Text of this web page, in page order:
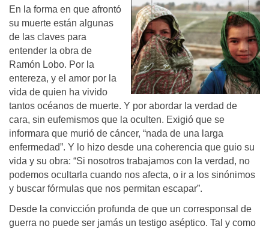
En la forma en que afrontó
su muerte están algunas
de las claves para
entender la obra de
Ramón Lobo. Por la
entereza, y el amor por la
vida de quien ha vivido
tantos océanos de muerte. Y por abordar la verdad de
cara, sin eufemismos que la oculten. Exigió que se
informara que murió de cáncer, “nada de una larga
enfermedad”. Y lo hizo desde una coherencia que guio su
vida y su obra: “Si nosotros trabajamos con la verdad, no
podemos ocultarla cuando nos afecta, o ir a los sinónimos
y buscar fórmulas que nos permitan escapar”.
Desde la convicción profunda de que un corresponsal de
guerra no puede ser jamás un testigo aséptico. Tal y como